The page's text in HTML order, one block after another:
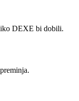
DEXE bi dobili.